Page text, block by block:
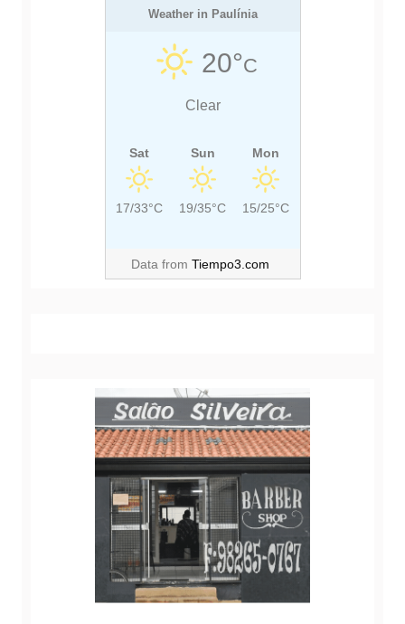
Weather in Paulínia
20°C
Clear
Sat
17/33°C
Sun
19/35°C
Mon
15/25°C
Data from Tiempo3.com